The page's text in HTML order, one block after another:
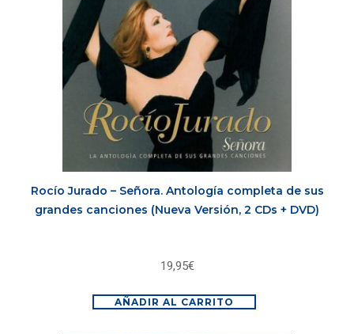
Rocío Jurado – Señora. Antología completa de sus
grandes canciones (Nueva Versión, 2 CDs + DVD)
19,95€
AÑADIR AL CARRITO